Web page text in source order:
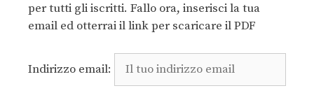
per tutti gli iscritti. Fallo ora, inserisci la tua
email ed otterrai il link per scaricare il PDF
Indirizzo email: